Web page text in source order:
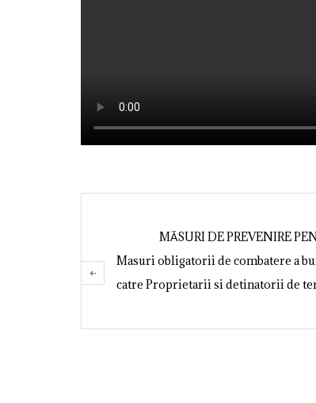
MĂSURI DE PREVENIRE
Masuri obligatorii de combatere a
catre Proprietarii si detinatorii de